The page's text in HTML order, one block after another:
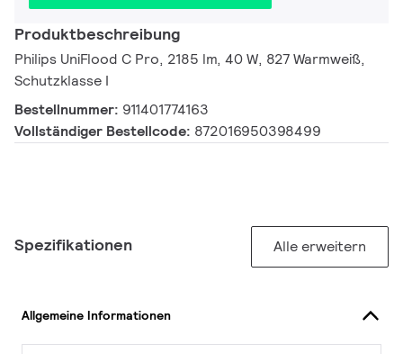
Produktbeschreibung
Philips UniFlood C Pro, 2185 lm, 40 W, 827 Warmweiß,
Schutzklasse I
Bestellnummer: 911401774163
Vollständiger Bestellcode: 872016950398499
Spezifikationen Alle erweitern
Allgemeine Informationen